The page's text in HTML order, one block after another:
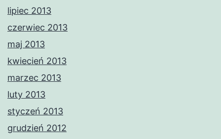
lipiec 2013
czerwiec 2013
maj 2013
kwiecień 2013
marzec 2013
luty 2013
styczeń 2013
grudzień 2012